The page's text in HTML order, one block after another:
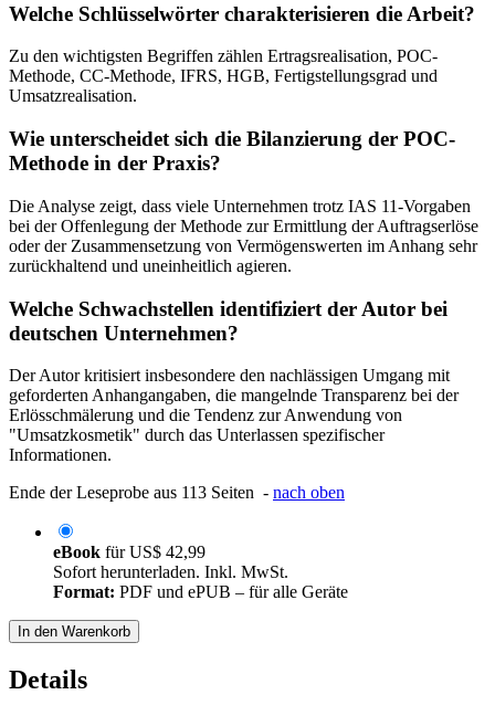
Welche Schlüsselwörter charakterisieren die Arbeit?
Zu den wichtigsten Begriffen zählen Ertragsrealisation, POC-
Methode, CC-Methode, IFRS, HGB, Fertigstellungsgrad und
Umsatzrealisation.
Wie unterscheidet sich die Bilanzierung der POC-
Methode in der Praxis?
Die Analyse zeigt, dass viele Unternehmen trotz IAS 11-Vorgaben
bei der Offenlegung der Methode zur Ermittlung der Auftragserlöse
oder der Zusammensetzung von Vermögenswerten im Anhang sehr
zurückhaltend und uneinheitlich agieren.
Welche Schwachstellen identifiziert der Autor bei
deutschen Unternehmen?
Der Autor kritisiert insbesondere den nachlässigen Umgang mit
geforderten Anhangangaben, die mangelnde Transparenz bei der
Erlösschmälerung und die Tendenz zur Anwendung von
"Umsatzkosmetik" durch das Unterlassen spezifischer
Informationen.
Ende der Leseprobe aus 113 Seiten - nach oben
eBook fürUS$ 42,99
Sofort herunterladen. Inkl. MwSt.
Format: PDF und ePUB – für alle Geräte
In den Warenkorb
Details